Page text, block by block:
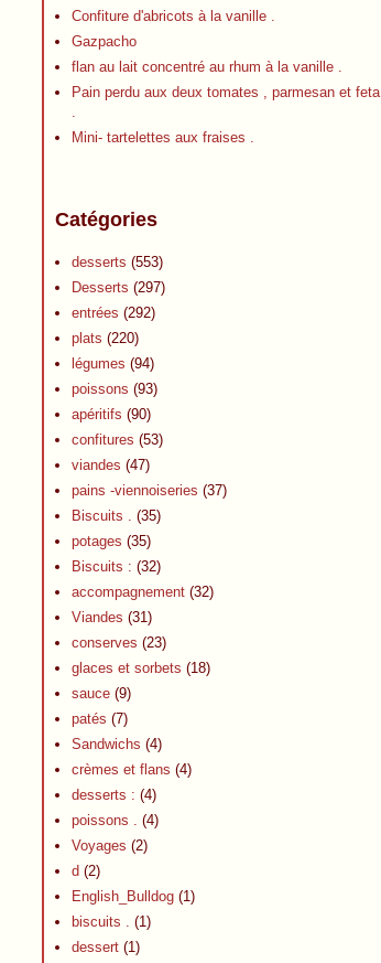
Confiture d'abricots à la vanille .
Gazpacho
flan au lait concentré au rhum à la vanille .
Pain perdu aux deux tomates , parmesan et feta
.
Mini- tartelettes aux fraises .
Catégories
desserts (553)
Desserts (297)
entrées (292)
plats (220)
légumes (94)
poissons (93)
apéritifs (90)
confitures (53)
viandes (47)
pains -viennoiseries (37)
Biscuits . (35)
potages (35)
Biscuits : (32)
accompagnement (32)
Viandes (31)
conserves (23)
glaces et sorbets (18)
sauce (9)
patés (7)
Sandwichs (4)
crèmes et flans (4)
desserts : (4)
poissons . (4)
Voyages (2)
d (2)
English_Bulldog (1)
biscuits . (1)
dessert (1)